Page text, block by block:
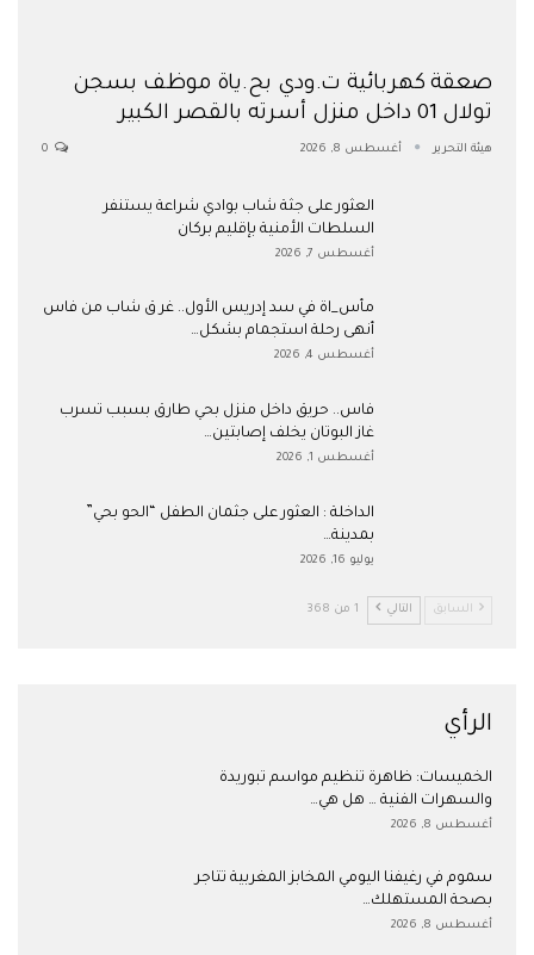
صعقة كهربائية ت.ودي بح.ياة موظف بسجن
تولال 01 داخل منزل أسرته بالقصر الكبير
هيئة التحرير أغسطس 8, 2026
العثور على جثة شاب بوادي شراعة يستنفر
السلطات الأمنية بإقليم بركان
أغسطس 7, 2026
مأس_اة في سد إدريس الأول.. غر ق شاب من فاس
أنهى رحلة استجمام بشكل…
أغسطس 4, 2026
فاس.. حريق داخل منزل بحي طارق بسبب تسرب
غاز البوتان يخلف إصابتين…
أغسطس 1, 2026
​الداخلة : العثور على جثمان الطفل “الحو بحي”
بمدينة…
يوليو 16, 2026
السابق التالي 1 من 368
الرأي
الخميسات: ظاهرة تنظيم مواسم تبوريدة
والسهرات الفنية … هل هي…
أغسطس 8, 2026
سموم في رغيفنا اليومي المخابز المغربية تتاجر
بصحة المستهلك…
أغسطس 8, 2026